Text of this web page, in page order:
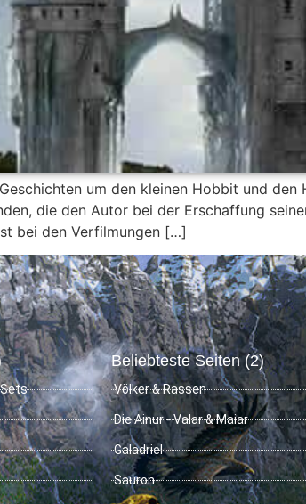
um den kleinen Hobbit und
die den Autor bei der Erschaffung
bei den Verfilmungen […]
Sets
Beliebteste Seiten (2)
Völker & Rassen
Die Ainur - Valar & Maiar
Galadriel
Sauron